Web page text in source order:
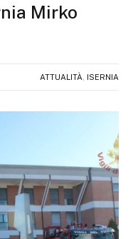
Mirko
ATTUALITÀ ISERNIA